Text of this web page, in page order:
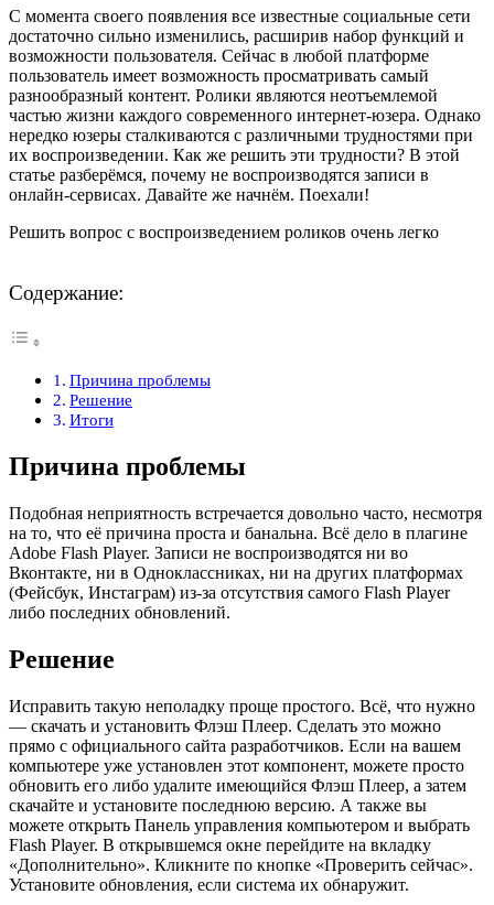
С момента своего появления все известные социальные сети
достаточно сильно изменились, расширив набор функций и
возможности пользователя. Сейчас в любой платформе
пользователь имеет возможность просматривать самый
разнообразный контент. Ролики являются неотъемлемой
частью жизни каждого современного интернет-юзера. Однако
нередко юзеры сталкиваются с различными трудностями при
их воспроизведении. Как же решить эти трудности? В этой
статье разберёмся, почему не воспроизводятся записи в
онлайн-сервисах. Давайте же начнём. Поехали!
Решить вопрос с воспроизведением роликов очень легко
Содержание:
Причина проблемы
Решение
Итоги
Причина проблемы
Подобная неприятность встречается довольно часто, несмотря
на то, что её причина проста и банальна. Всё дело в плагине
Adobe Flash Player. Записи не воспроизводятся ни во
Вконтакте, ни в Одноклассниках, ни на других платформах
(Фейсбук, Инстаграм) из-за отсутствия самого Flash Player
либо последних обновлений.
Решение
Исправить такую неполадку проще простого. Всё, что нужно
— скачать и установить Флэш Плеер. Сделать это можно
прямо с официального сайта разработчиков. Если на вашем
компьютере уже установлен этот компонент, можете просто
обновить его либо удалите имеющийся Флэш Плеер, а затем
скачайте и установите последнюю версию. А также вы
можете открыть Панель управления компьютером и выбрать
Flash Player. В открывшемся окне перейдите на вкладку
«Дополнительно». Кликните по кнопке «Проверить сейчас».
Установите обновления, если система их обнаружит.